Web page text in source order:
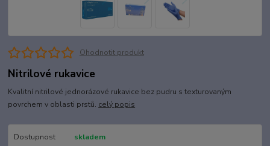
Ohodnotit produkt
Nitrilové rukavice
Kvalitní nitrilové jednorázové rukavice bez pudru s texturovaným
povrchem v oblasti prstů. celý popis
Dostupnost
skladem